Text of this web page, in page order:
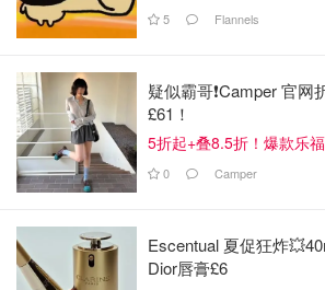
2⃣️ Lactose Semi 41 Kcal
我觉得和上面那款区别不大， 也是0乳
上奶味会更淡一些哈 。 如果对奶味比
这款。
5 Flannels
疑似霸哥❗️Camper 官
£61！
5折起+叠8.5折！爆款乐福
0 Camper
Escentual 夏促狂炸
Dior唇膏£6